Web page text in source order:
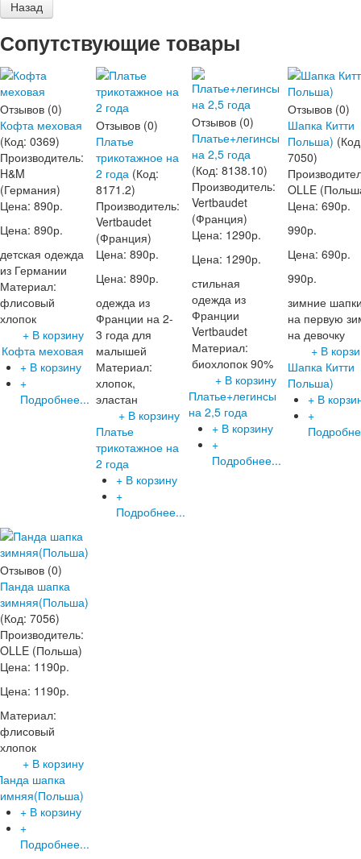
Сопутствующие товары
Отзывов (0)
Кофта меховая
(Код: 0369)
Производитель:
H&M
(Германия)
Цена: 890р.
Цена: 890р.
детская одежда
из Германии
Материал:
флисовый
хлопок
+ В корзину
Кофта меховая
+ В корзину
+
Подробнее...
Отзывов (0)
Платье
трикотажное на
2 года (Код:
8171.2)
Производитель:
Vertbaudet
(Франция)
Цена:890р.
Цена:890р.
одежда из
Франции на 2-
3 года для
малышей
Материал:
хлопок,
эластан
+ В корзину
Платье
трикотажное на
2 года
+ В корзину
+
Подробнее...
Отзывов (0)
Платье+легинсы
на 2,5 года
(Код:8138.10)
Производитель:
Vertbaudet
(Франция)
Цена: 1290р.
Цена: 1290р.
стильная
одежда из
Франции
Vertbaudet
Материал:
биохлопок 90%
+ В корзину
Платье+легинсы
на 2,5 года
+ В корзину
+
Подробнее...
Отзывов (0)
Шапка Китти
Польша)
7050)
OLLE
Цена:690р.
990р.
Цена:690р.
990р.
зимние
на первую
на девочку
+ В
Шапка Китти
Польша)
+ В
+
Отзывов (0)
Панда шапка
зимняя(Польша)
(Код: 7056)
Производитель:
OLLE (Польша)
Цена: 1190р.
Цена: 1190р.
Материал:
флисовый
хлопок
+ В корзину
шапка
+ В корзину
+
Подробнее...